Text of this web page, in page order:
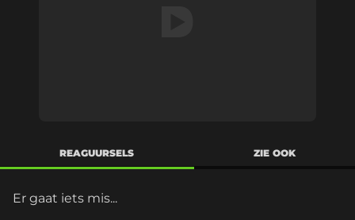
REAGUURSELS ZIE OOK
Er gaat iets mis...